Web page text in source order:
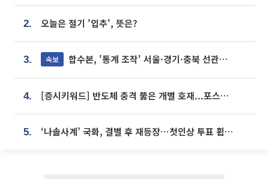
2. 오늘은 절기 '입추', 뜻은?
3. 속보 합수본, '통계 조작' 서울·경기·충북 선관위 등 추가 압수수색
4. [증시키워드] 반도체 충격 뚫은 개별 호재...포스코퓨처엠·에코프로·한화솔루션 '눈길'
5. ‘나솔사계’ 국화, 결별 후 재등장⋯첫인상 투표 휩쓸고 ‘인기녀’ 등극